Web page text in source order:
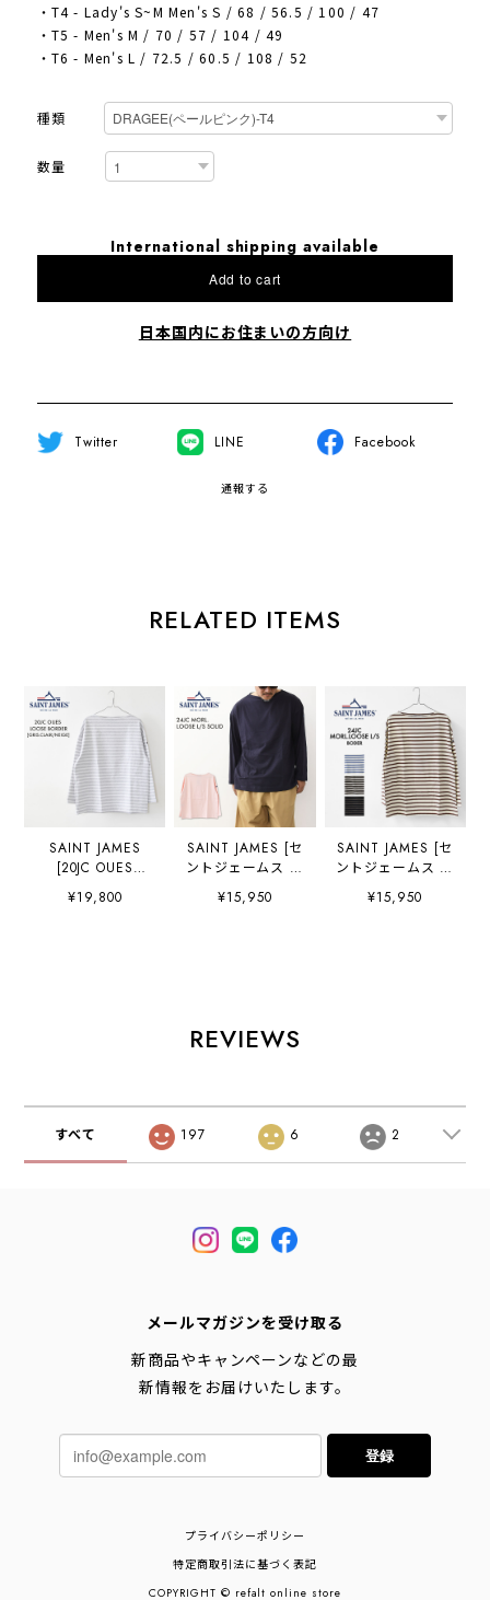
・T4 - Lady's S~M Men's S / 68 / 56.5 / 100 / 47
・T5 - Men's M / 70 / 57 / 104 / 49
・T6 - Men's L / 72.5 / 60.5 / 108 / 52
種類
数量
International shipping available
Add to cart
日本国内にお住まいの方向け
Twitter LINE Facebook
通報する
RELATED ITEMS
SAINT JAMES
[20JC OUES
LOOSE BORDER -
GRIS.CLAIR/NEI
降りペールグレ
ー/白 [2026SS]
¥19,800
SAINT JAMES [セ
ントジェームス 正
規販売店] 24JC
MORL.LOOSE L/S
袖・無地・コット
ンカットソー・長
[2026SS]
¥15,950
SAINT JAMES [セ
ントジェームス 正
規販売店] 24JC
MORL.LOOSE L/S
LADY'S [2026SS]
¥15,950
REVIEWS
すべて 197 6 2
メールマガジンを受け取る
新商品やキャンペーンなどの最
新情報をお届けいたします。
登録
プライバシーポリシー
特定商取引法に基づく表記
COPYRIGHT © refalt online store